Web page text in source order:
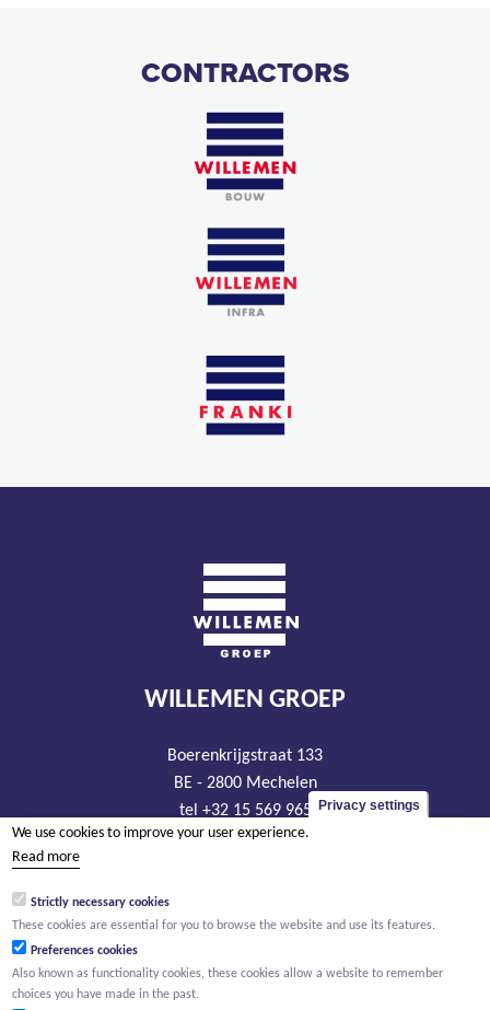
CONTRACTORS
WILLEMEN GROEP
Boerenkrijgstraat 133
BE - 2800 Mechelen
tel +32 15 569 965
groep@willemen.be
RLP Antwerp, department Mechelen
Privacy settings
We use cookies to improve your user experience.
Read more
Strictly necessary cookies
These cookies are essential for you to browse the website and use its features.
Preferences cookies
Also known as functionality cookies, these cookies allow a website to remember
choices you have made in the past.